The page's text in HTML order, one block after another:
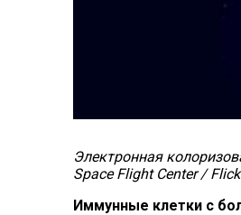
Электронная
Space Flight Center /
Иммунные клетки с